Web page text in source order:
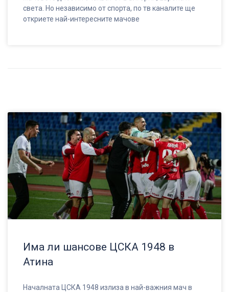
света. Но независимо от спорта, по тв каналите ще
откриете най-интересните мачове
Има ли шансове ЦСКА 1948 в
Атина
Началната ЦСКА 1948 излиза в най-важния мач в